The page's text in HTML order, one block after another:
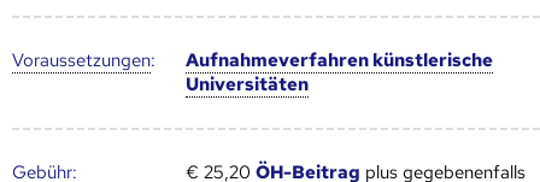
Voraus­setzungen:
Aufnahmeverfahren künstlerische
Universitäten
Gebühr: € 25,20ÖH-Beitrag plus gegebenenfalls